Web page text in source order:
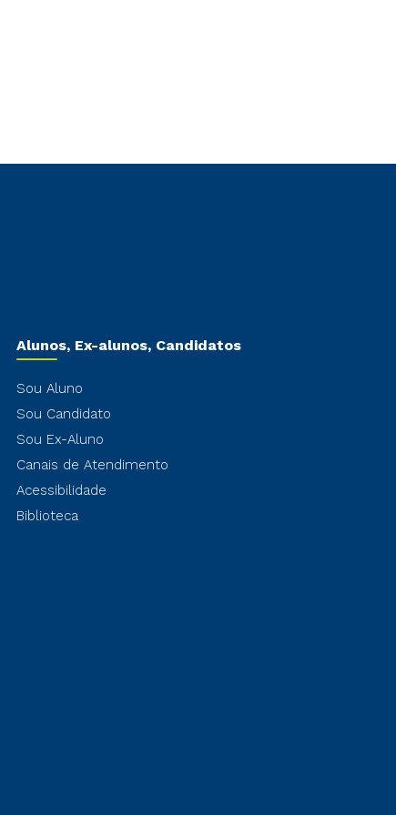
Alunos, Ex-alunos, Candidatos
Sou Aluno
Sou Candidato
Sou Ex-Aluno
Canais de Atendimento
Acessibilidade
Biblioteca